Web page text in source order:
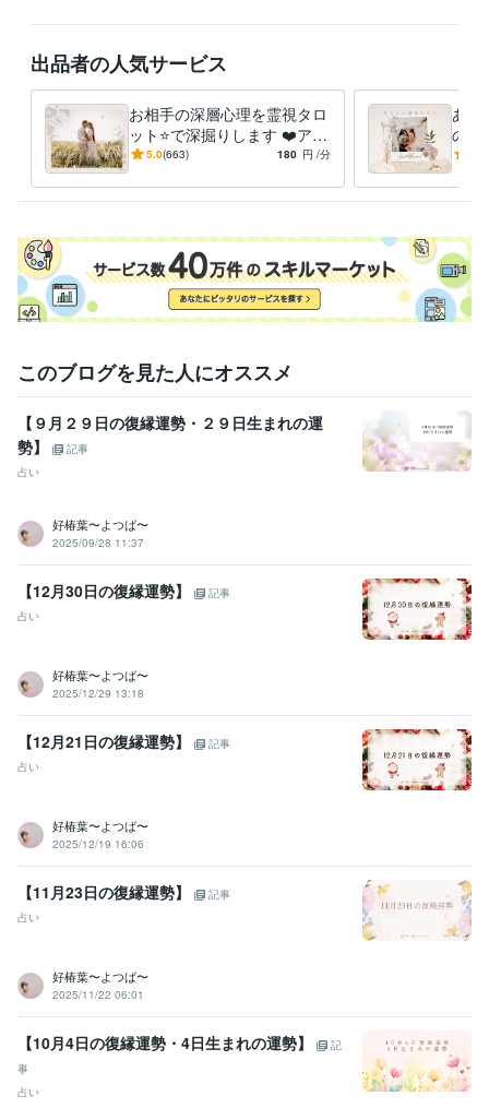
⭐️待機中でも内容によっては、
ご了承くださいませ♡
⭐︎お一人お一人の
「心」に寄り添って
精一杯対応させていただきます♡
⭐︎その他
・ご予約の場合はできる限り日時の調整を
しますので、お気軽にご相談ください。
それでは、心より
経験職種
医療・介護 / 看護師 経験年数 : 45年
受賞歴
基礎疾患に精神疾患を抱えている方の膠原病看護について 在宅看護
資格・検定
PowerPoint:10年Word:10年
その他ツール
傾聴力:29年恋愛におけるコミュニケーションスキル:9年
心の健康のサポート:29年
恋愛カウンセリング:9年
霊視・霊感・霊聴:9年
オラクルカード占い師:9年
守護霊リーディング:9年
遠隔透視:9年各種ヒーリング・エーテルコードカッティング:9年
青龍鑑定:9年浄化・結界:9年
人材採用:9年
占い アカシックリーディング・霊視タロット
ツインレイ鑑定 過去世・前世鑑定
某看護学校卒業 1993年3月 ~ 1997年2月
出品者の人気サービス
お相手の深層心理を霊視タロ
ット⭐️で深掘りします ❤️アカ
シックリーディングにて深く
5.0(663) 180 円 /分
あの
の深
トに
このブログを見た人にオススメ
【９月２９日の復縁運勢・２９日生まれの運
勢】
記事
占い
好椿葉〜よつば〜
2025/09/28 11:37
【12月30日の復縁運勢】
記事
占い
好椿葉〜よつば〜
2025/12/29 13:18
【12月21日の復縁運勢】
記事
占い
好椿葉〜よつば〜
2025/12/19 16:06
【11月23日の復縁運勢】
記事
占い
好椿葉〜よつば〜
2025/11/22 06:01
【10月4日の復縁運勢・4日生まれの運勢】
記
事
占い